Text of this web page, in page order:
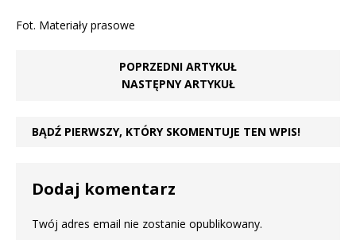
Fot. Materiały prasowe
POPRZEDNI ARTYKUŁ
NASTĘPNY ARTYKUŁ
BĄDŹ PIERWSZY, KTÓRY SKOMENTUJE TEN WPIS!
Dodaj komentarz
Twój adres email nie zostanie opublikowany.